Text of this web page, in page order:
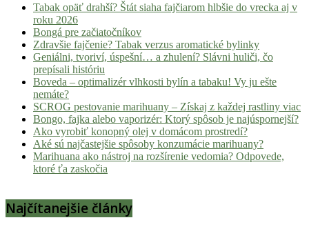
Tabak opäť drahší? Štát siaha fajčiarom hlbšie do vrecka aj v
roku 2026
Bongá pre začiatočníkov
Zdravšie fajčenie? Tabak verzus aromatické bylinky
Geniálni, tvoriví, úspešní… a zhulení? Slávni huliči, čo
prepísali históriu
Boveda – optimalizér vlhkosti bylín a tabaku! Vy ju ešte
nemáte?
SCROG pestovanie marihuany – Získaj z každej rastliny viac
Bongo, fajka alebo vaporizér: Ktorý spôsob je najúspornejší?
Ako vyrobiť konopný olej v domácom prostredí?
Aké sú najčastejšie spôsoby konzumácie marihuany?
Marihuana ako nástroj na rozšírenie vedomia? Odpovede,
ktoré ťa zaskočia
Najčítanejšie články